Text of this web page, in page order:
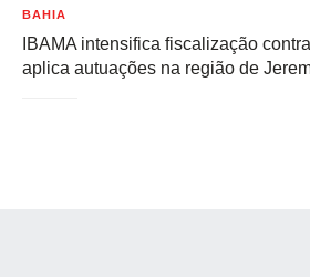
BAHIA
IBAMA intensifica fiscalização
aplica autuações na região de